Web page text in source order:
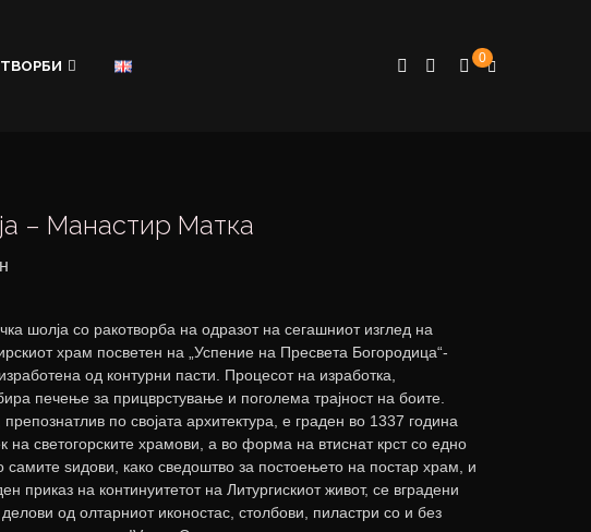
0
– Манастир Матка
шолја со ракотворба на одразот на сегашниот изглед на
храм посветен на „Успение на Пресвета Богородица“-
од контурни пасти. Процесот на изработка,
печење за прицврстување и поголема трајност на боите.
по својата архитектура, е граден во 1337 година
на светогорските храмови, а во форма на втиснат крст со едно
самите ѕидови, како сведоштво за постоењето на постар храм, и
приказ на континуитетот на Литургискиот живот, се вградени
од олтарниот иконостас, столбови, пиластри со и без